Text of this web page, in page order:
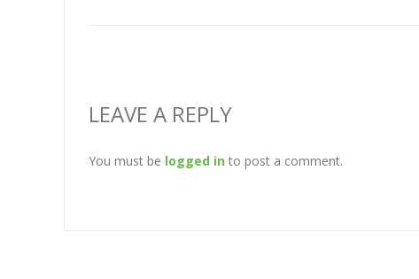
LEAVE A REPLY
You must be logged in to post a comment.